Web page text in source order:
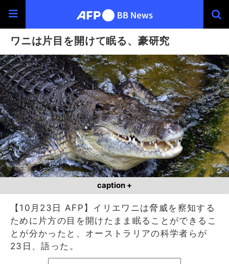
ワニは片目を開けて眠る、豪研究
caption +
【10月23日 AFP】イリエワニは脅威を察知する
ために片方の目を開けたまま眠ることができるこ
とが分かったと、オーストラリアの科学者らが
23日、語った。